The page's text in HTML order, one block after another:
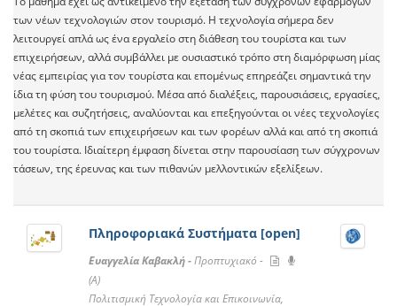
των νέων τεχνολογιών στον τουρισμό. Η τεχνολογία σήμερα δεν
λειτουργεί απλά ως ένα εργαλείο στη διάθεση του τουρίστα και των
επιχειρήσεων, αλλά συμβάλλει με ουσιαστικό τρόπο στη διαμόρφωση μίας
νέας εμπειρίας για τον τουρίστα και επομένως επηρεάζει σημαντικά την
ίδια τη φύση του τουρισμού. Μέσα από διαλέξεις, παρουσιάσεις, εργασίες,
μελέτες και συζητήσεις, αναλύονται και επεξηγούνται οι νέες τεχνολογίες
από τη σκοπιά των επιχειρήσεων και των φορέων αλλά και από τη σκοπιά
του τουρίστα. Ιδιαίτερη έμφαση δίνεται στην παρουσίαση των σύγχρονων
τάσεων, της έρευνας και των πιθανών μελλοντικών εξελίξεων.
Πληροφοριακά Συστήματα [open]
Ευαγγελία Καβακλή -Προπτυχιακό -
(A)
Πολιτισμική Τεχνολογία και Επικοινωνία,